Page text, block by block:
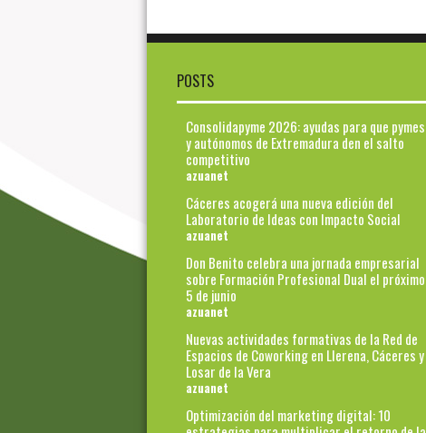
POSTS
Consolidapyme 2026: ayudas para que pymes
y autónomos de Extremadura den el salto
competitivo
azuanet
Cáceres acogerá una nueva edición del
Laboratorio de Ideas con Impacto Social
azuanet
Don Benito celebra una jornada empresarial
sobre Formación Profesional Dual el próximo
5 de junio
azuanet
Nuevas actividades formativas de la Red de
Espacios de Coworking en Llerena, Cáceres y
Losar de la Vera
azuanet
Optimización del marketing digital: 10